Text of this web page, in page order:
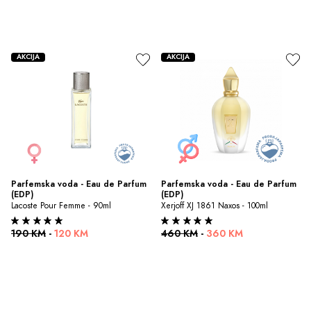
Parfemska voda - Eau de Parfum
(EDP)
Lacoste Pour Femme - 90ml
190 KM - 120 KM
AKCIJA
Parfemska voda - Eau de Parfum
(EDP)
Xerjoff XJ 1861 Naxos - 100ml
460 KM - 360 KM
AKCIJA